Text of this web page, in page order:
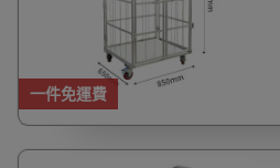
一件免運費